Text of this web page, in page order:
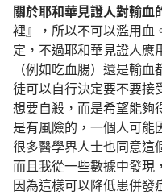
關於耶和華見證人對輸血
裡』，所以不可以濫用血
定，不過耶和華見證人應
（例如吃血腸）還是輸
徒可以自行決定要不要
想要自殺，而是希望能夠
是有風險的，一個人可能
很多醫學界人士也同意這
而且我從一些數據中發現
因為這樣可以降低患併發